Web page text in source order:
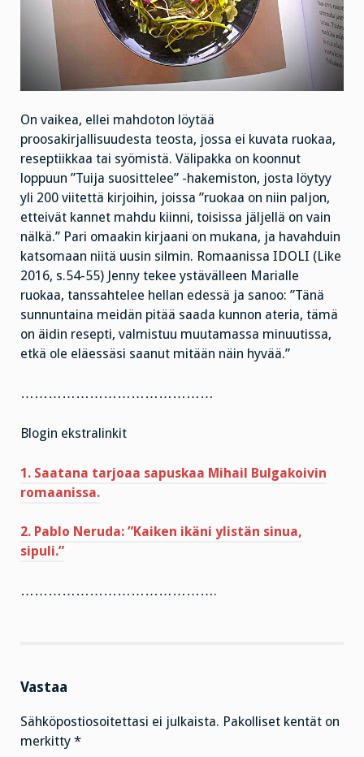
On vaikea, ellei mahdoton löytää
proosakirjallisuudesta teosta, jossa ei kuvata ruokaa,
reseptiikkaa tai syömistä. Välipakka on koonnut
loppuun ”Tuija suosittelee” -hakemiston, josta löytyy
yli 200 viitettä kirjoihin, joissa ”ruokaa on niin paljon,
etteivät kannet mahdu kiinni, toisissa jäljellä on vain
nälkä.” Pari omaakin kirjaani on mukana, ja havahduin
katsomaan niitä uusin silmin. Romaanissa IDOLI (Like
2016, s.54-55) Jenny tekee ystävälleen Marialle
ruokaa, tanssahtelee hellan edessä ja sanoo: ”Tänä
sunnuntaina meidän pitää saada kunnon ateria, tämä
on äidin resepti, valmistuu muutamassa minuutissa,
etkä ole eläessäsi saanut mitään näin hyvää.”
……………………………………
Blogin ekstralinkit
1. Saatana tarjoaa sapuskaa Mihail Bulgakoivin
romaanissa.
2. Pablo Neruda: ”Kaiken ikäni ylistän sinua,
sipuli.”
…………………………………….
Vastaa
Sähköpostiosoitettasi ei julkaista. Pakolliset kentät on
merkitty *